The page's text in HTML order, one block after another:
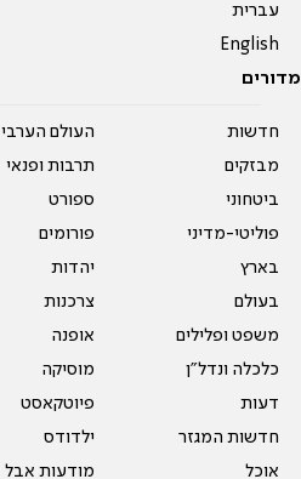
עברית
English
מדורים
חדשות
מבזקים
ביטחוני
פוליטי-מדיני
בארץ
בעולם
משפט ופלילים
כלכלה ונדל"ן
דעות
חדשות המגזר
אוכל
העולם הערבי
תרבות ופנאי
ספורט
פורומים
יהדות
צרכנות
אופנה
מוסיקה
פיוטקאסט
ילדודס
מודעות אבל